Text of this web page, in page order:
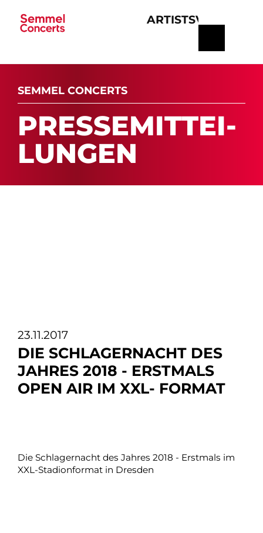
ARTISTS
SEMMEL CONCERTS
PRES­SE­MIT­TEI­
LUN­GEN
23.11.2017
DIE SCHLAGERNACHT DES
JAHRES 2018 - ERSTMALS
OPEN AIR IM XXL- FORMAT
Die Schlagernacht des Jahres 2018 - Erstmals im
XXL-Stadionformat in Dresden